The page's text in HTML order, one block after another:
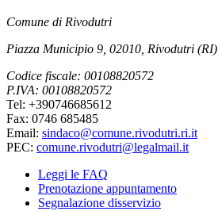
Comune di Rivodutri
Piazza Municipio 9, 02010, Rivodutri (RI)
Codice fiscale: 00108820572
P.IVA: 00108820572
Tel: +390746685612
Fax: 0746 685485
Email: sindaco@comune.rivodutri.ri.it
PEC: comune.rivodutri@legalmail.it
Leggi le FAQ
Prenotazione appuntamento
Segnalazione disservizio